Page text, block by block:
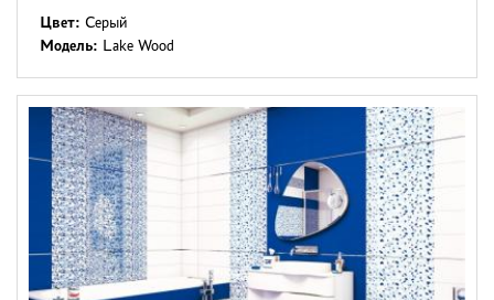
Цвет: Серый
Модель: Lake Wood